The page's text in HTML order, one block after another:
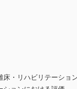
・リハビリテーショ